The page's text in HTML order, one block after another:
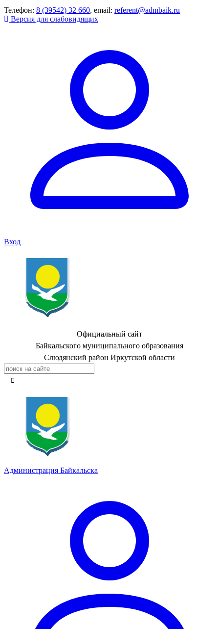
Телефон: 8 (39542) 32 660, email: referent@admbaik.ru
Версия для слабовидящих
Вход
Официальный сайт
Байкальского муниципального образования
Слюдянский район Иркутской области
Администрация Байкальска